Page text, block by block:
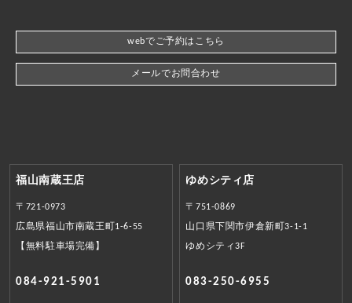
webでご予約はこちら
メールでお問合わせ
福山南蔵王店
〒721-0973
広島県福山市南蔵王町1-6-55
【無料駐車場完備】
084-921-5901
ゆめシティ店
〒751-0869
山口県下関市伊倉新町3-1-1
ゆめシティ3F
083-250-6955